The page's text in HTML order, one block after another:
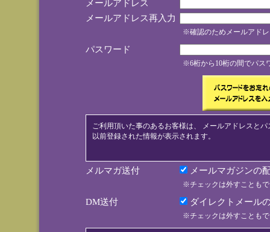
メールアドレス
メールアドレス再入力
※確認のためメールアド
パスワード
※6桁から10桁の間でパス
ご利用頂いた事のあるお客様は、 メールアドレスと
以前登録された情報が表示されます。
メルマガ送付 メールマガジンの
※チェックは外すことも
DM送付 ダイレクトメール
※チェックは外すことも